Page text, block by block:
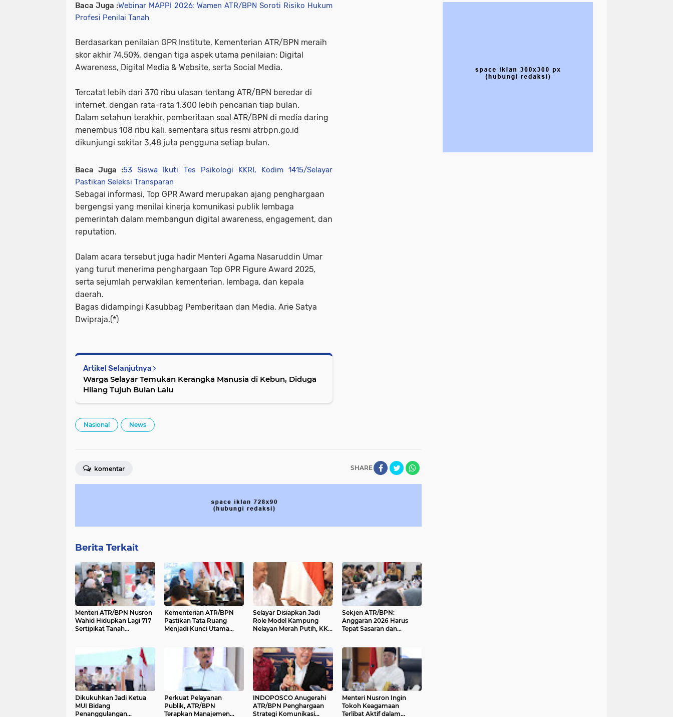
Baca Juga :Webinar MAPPI 2026: Wamen ATR/BPN Soroti Risiko Hukum
Profesi Penilai Tanah
Berdasarkan penilaian GPR Institute, Kementerian ATR/BPN meraih
skor akhir 74,50%, dengan tiga aspek utama penilaian: Digital
Awareness, Digital Media & Website, serta Social Media.
Tercatat lebih dari 370 ribu ulasan tentang ATR/BPN beredar di
internet, dengan rata-rata 1.300 lebih pencarian tiap bulan.
Dalam setahun terakhir, pemberitaan soal ATR/BPN di media daring
menembus 108 ribu kali, sementara situs resmi atrbpn.go.id
dikunjungi sekitar 3,48 juta pengguna setiap bulan.
Baca Juga :53 Siswa Ikuti Tes Psikologi KKRI, Kodim 1415/Selayar
Pastikan Seleksi Transparan
Sebagai informasi, Top GPR Award merupakan ajang penghargaan
bergengsi yang menilai kinerja komunikasi publik lembaga
pemerintah dalam membangun digital awareness, engagement, dan
reputation.
Dalam acara tersebut juga hadir Menteri Agama Nasaruddin Umar
yang turut menerima penghargaan Top GPR Figure Award 2025,
serta sejumlah perwakilan kementerian, lembaga, dan kepala
daerah.
Bagas didampingi Kasubbag Pemberitaan dan Media, Arie Satya
Dwipraja.(*)
Artikel Selanjutnya
Warga Selayar Temukan Kerangka Manusia di Kebun, Diduga
Hilang Tujuh Bulan Lalu
Nasional News
SHARE
komentar
Berita Terkait
Menteri ATR/BPN Nusron
Wahid Hidupkan Lagi 717
Sertipikat Tanah
Kementerian ATR/BPN
Pastikan Tata Ruang
Menjadi Kunci Utama
Selayar Disiapkan Jadi
Role Model Kampung
Nelayan Merah Putih, KKP
Sekjen ATR/BPN:
Anggaran 2026 Harus
Tepat Sasaran dan
Dikukuhkan Jadi Ketua
MUI Bidang
Penanggulangan
Perkuat Pelayanan
Publik, ATR/BPN
Terapkan Manajemen
INDOPOSCO Anugerahi
ATR/BPN Penghargaan
Strategi Komunikasi
Menteri Nusron Ingin
Tokoh Keagamaan
Terlibat Aktif dalam